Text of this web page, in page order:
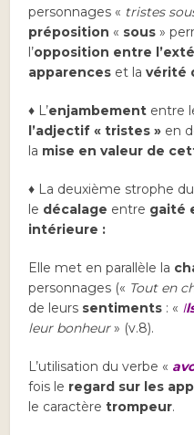
personnages « tristes
préposition « sous »
l’opposition entre
apparences et lavérité
♦ L’enjambement entre
l’adjectif « tristes » en
la mise en valeur de
♦ La deuxième strophe
le décalage entre gaité
intérieure :
Elle met en parallèle la
personnages (« Tout en
de leurs sentiments : « I
leur bonheur» (v.8).
L’utilisation du verbe «
fois le regard sur les
le caractèretrompeur.